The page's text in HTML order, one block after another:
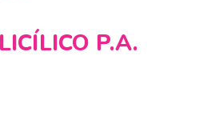
P.A.